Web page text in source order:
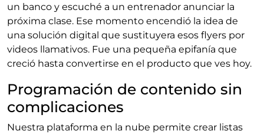
un banco y escuché a un entrenador anunciar la
próxima clase. Ese momento encendió la idea de
una solución digital que sustituyera esos flyers por
videos llamativos. Fue una pequeña epifanía que
creció hasta convertirse en el producto que ves hoy.
Programación de contenido sin
complicaciones
Nuestra plataforma en la nube permite crear listas